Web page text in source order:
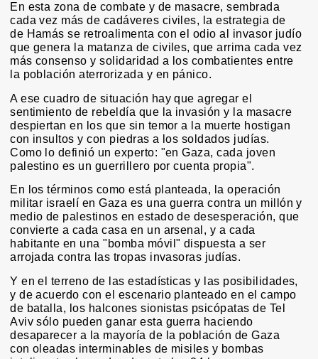
En esta zona de combate y de masacre, sembrada
cada vez más de cadáveres civiles, la estrategia de
de Hamás se retroalimenta con el odio al invasor judío
que genera la matanza de civiles, que arrima cada vez
más consenso y solidaridad a los combatientes entre
la población aterrorizada y en pánico.
A ese cuadro de situación hay que agregar el
sentimiento de rebeldía que la invasión y la masacre
despiertan en los que sin temor a la muerte hostigan
con insultos y con piedras a los soldados judías.
Como lo definió un experto: "en Gaza, cada joven
palestino es un guerrillero por cuenta propia".
En los términos como está planteada, la operación
militar israelí en Gaza es una guerra contra un millón y
medio de palestinos en estado de desesperación, que
convierte a cada casa en un arsenal, y a cada
habitante en una "bomba móvil" dispuesta a ser
arrojada contra las tropas invasoras judías.
Y en el terreno de las estadísticas y las posibilidades,
y de acuerdo con el escenario planteado en el campo
de batalla, los halcones sionistas psicópatas de Tel
Aviv sólo pueden ganar esta guerra haciendo
desaparecer a la mayoría de la población de Gaza
con oleadas interminables de misiles y bombas